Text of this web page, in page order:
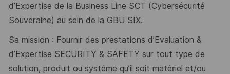
d’Expertise de la Business Line SCT (Cybersécurité
Souveraine) au sein de la GBU SIX.
Sa mission : Fournir des prestations d’Evaluation &
d’Expertise SECURITY & SAFETY sur tout type de
solution, produit ou système qu’il soit matériel et/ou